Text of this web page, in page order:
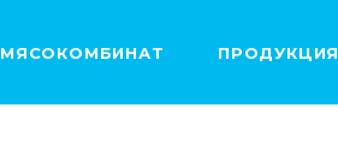
МЯСОКОМБИНАТ ПРОДУКЦИЯ